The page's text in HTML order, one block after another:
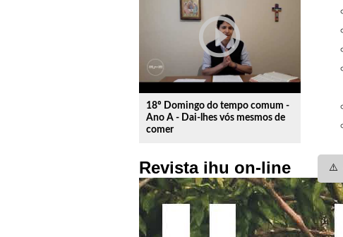
play_circle_outline
18º Domingo do tempo comum -
Ano A - Dai-lhes vós mesmos de
comer
Revista ihu on-line ⚠️